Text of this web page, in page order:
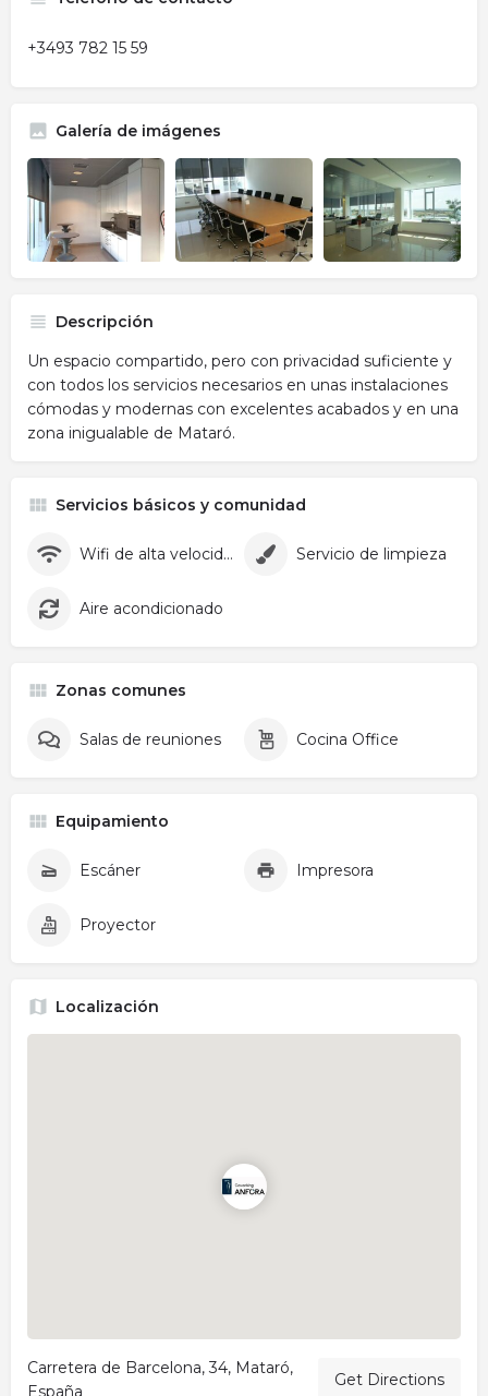
+3493 782 15 59
Galería de imágenes
Descripción
Un espacio compartido, pero con privacidad suficiente y
con todos los servicios necesarios en unas instalaciones
cómodas y modernas con excelentes acabados y en una
zona inigualable de Mataró.
Servicios básicos y comunidad
Wifi de alta velocidad Servicio de limpieza
Aire acondicionado
Zonas comunes
Salas de reuniones Cocina Office
Equipamiento
Escáner Impresora
Proyector
Localización
Carretera de Barcelona, 34, Mataró,
España
Get Directions